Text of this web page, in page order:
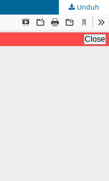
Unduh